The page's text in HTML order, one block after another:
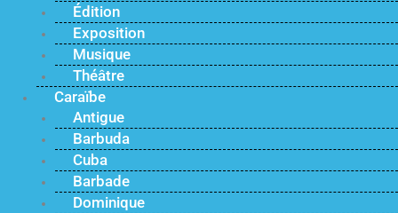
Édition
Exposition
Musique
Théâtre
Caraïbe
Antigue
Barbuda
Cuba
Barbade
Dominique